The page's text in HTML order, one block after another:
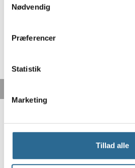
Nødvendig
Præferencer
Statistik
Marketing
Tillad alle